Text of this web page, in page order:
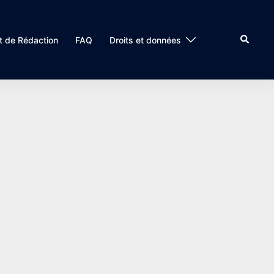
de Rédaction FAQ Droits et données